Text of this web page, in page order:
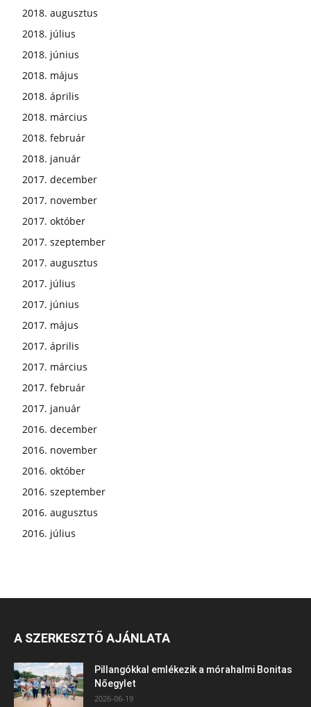
2018. augusztus
2018. július
2018. június
2018. május
2018. április
2018. március
2018. február
2018. január
2017. december
2017. november
2017. október
2017. szeptember
2017. augusztus
2017. július
2017. június
2017. május
2017. április
2017. március
2017. február
2017. január
2016. december
2016. november
2016. október
2016. szeptember
2016. augusztus
2016. július
A SZERKESZTŐ AJÁNLATA
Pillangókkal emlékezik a mórahalmi Bonitas
Nőegylet
2026-06-19